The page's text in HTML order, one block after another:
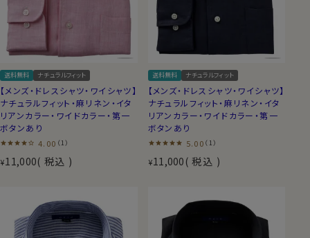
送料無料 ナチュラルフィット
【メンズ・ドレスシャツ・ワイシャツ】
ナチュラルフィット・麻リネン・イタ
リアンカラー・ワイドカラー・第一
ボタンあり
4.00 （1）
¥11,000 税込
送料無料 ナチュラルフィット
【メンズ・ドレスシャツ・ワイシャツ】
ナチュラルフィット・麻リネン・イタ
リアンカラー・ワイドカラー・第一
ボタンあり
5.00 （1）
¥11,000 税込